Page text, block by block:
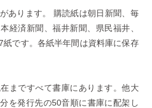
あります。 購読紙は朝日新聞、毎
経済新聞、福井新聞、県民福井、
紙です。各紙半年間は資料庫に保存
まですべて書庫にあります。他大
を発行先の50音順に書庫に配架し